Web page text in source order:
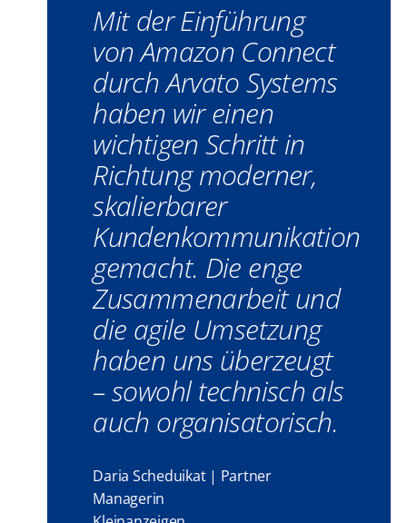
Mit der Einführung
von Amazon Connect
durch Arvato Systems
haben wir einen
wichtigen Schritt in
Richtung moderner,
skalierbarer
Kundenkommunikation
gemacht. Die enge
Zusammenarbeit und
die agile Umsetzung
haben uns überzeugt
– sowohl technisch als
auch organisatorisch.
Daria Scheduikat | Partner
Managerin